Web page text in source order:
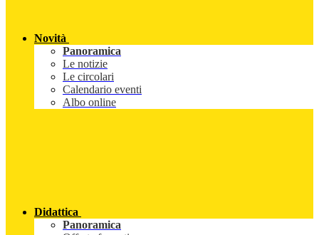
Novità
Panoramica
Le notizie
Le circolari
Calendario eventi
Albo online
Didattica
Panoramica